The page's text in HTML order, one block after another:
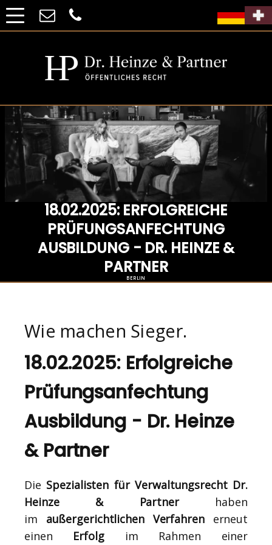
18.02.2025: ERFOLGREICHE
PRÜFUNGSANFECHTUNG
AUSBILDUNG - DR. HEINZE &
PARTNER
BERLIN
Wie machen Sieger.
18.02.2025: Erfolgreiche
Prüfungsanfechtung
Ausbildung - Dr. Heinze
& Partner
Die Spezialisten für Verwaltungsrecht Dr.
Heinze & Partnerhaben
im außergerichtlichen Verfahrenerneut
einen Erfolg im Rahmen einer